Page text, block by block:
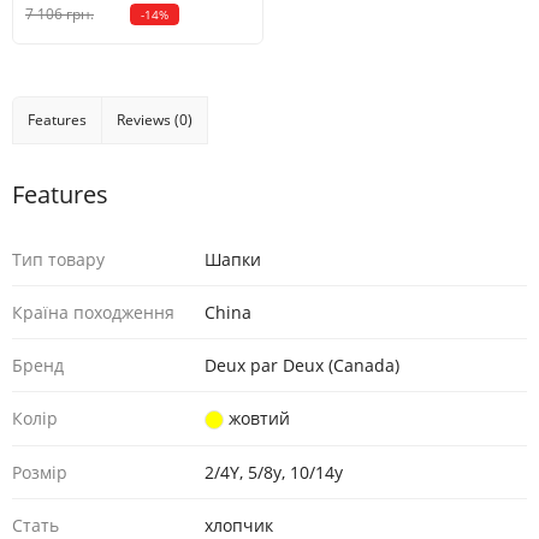
7 106 грн. -14%
Features Reviews (0)
Features
Тип товару Шaпки
Країна походження China
Бренд Deux par Deux (Canada)
Колір жовтий
Розмір 2/4Y, 5/8y, 10/14y
Стать хлопчик